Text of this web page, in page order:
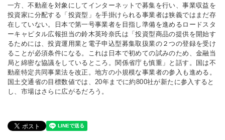
一方、不動産を対象にしてインターネットで募集を行い、事業収益を
投資家に分配する「投資型」を手掛けられる事業者は狭義ではまだ存
在していない。日本で第一号事業者を目指し準備を進めるロードスタ
ーキャピタル広報担当の鈴木英玲奈氏は「投資型商品の提供を開始す
るためには、投資運用業と電子申込型募集取扱業の２つの登録を受け
ることが必須条件になる。これは日本で初めての試みのため、金融当
局と綿密な協議をしているところ。関係省庁も慎重」と話す。国は不
動産特定共同事業法を改正。地方の小規模な事業者の参入も進める。
国土交通省の目標数値では、20年までに約800社が新たに参入すると
し、市場はさらに広がるだろう。